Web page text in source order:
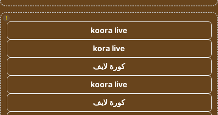
!
koora live
kora live
كورة لايف
koora live
كورة لايف